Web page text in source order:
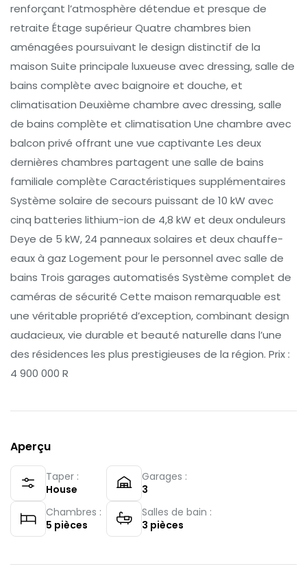
renforçant l’atmosphère détendue et presque de
retraite Étage supérieur Quatre chambres bien
aménagées poursuivant le design distinctif de la
maison Suite principale luxueuse avec dressing, salle de
bains complète avec baignoire et douche, et
climatisation Deuxième chambre avec dressing, salle
de bains complète et climatisation Une chambre avec
balcon privé offrant une vue captivante Les deux
dernières chambres partagent une salle de bains
familiale complète Caractéristiques supplémentaires
Système solaire de secours puissant de 10 kW avec
cinq batteries lithium-ion de 4,8 kW et deux onduleurs
Deye de 5 kW, 24 panneaux solaires et deux chauffe-
eaux à gaz Logement pour le personnel avec salle de
bains Trois garages automatisés Système complet de
caméras de sécurité Cette maison remarquable est
une véritable propriété d’exception, combinant design
audacieux, vie durable et beauté naturelle dans l’une
des résidences les plus prestigieuses de la région. Prix :
4 900 000 R
Aperçu
Taper :
House
Garages :
3
Chambres :
5 pièces
Salles de bain :
3 pièces